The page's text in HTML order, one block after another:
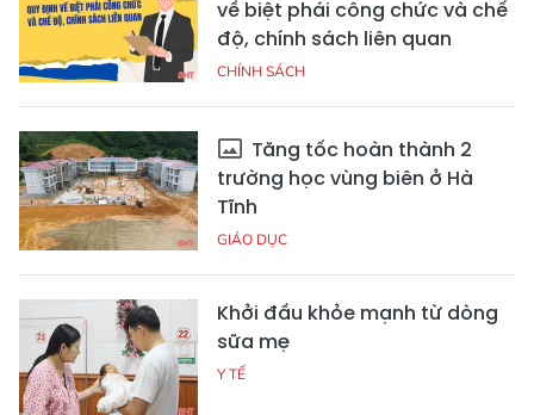
về biệt phái công chức và chế
độ, chính sách liên quan
CHÍNH SÁCH
Tăng tốc hoàn thành 2
trường học vùng biên ở Hà
Tĩnh
GIÁO DỤC
Khởi đầu khỏe mạnh từ dòng
sữa mẹ
Y TẾ